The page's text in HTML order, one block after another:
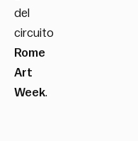
del
circuito
Rome
Art
Week.